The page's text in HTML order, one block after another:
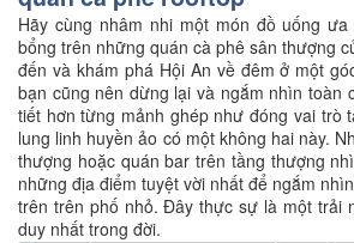
Hãy cùng nhâm nhi một món đồ uống
bổng trên những quán cà phê sân thượng
đến và khám phá Hội An về đêm ở một
bạn cũng nên dừng lại và ngắm nhìn toàn
tiết hơn từng mảnh ghép như đóng vai trò
lung linh huyền ảo có một không hai này.
thượng hoặc quán bar trên tầng thượng
những địa điểm tuyệt vời nhất để ngắm
trên trên phố nhỏ. Đây thực sự là một trải
duy nhất trong đời.